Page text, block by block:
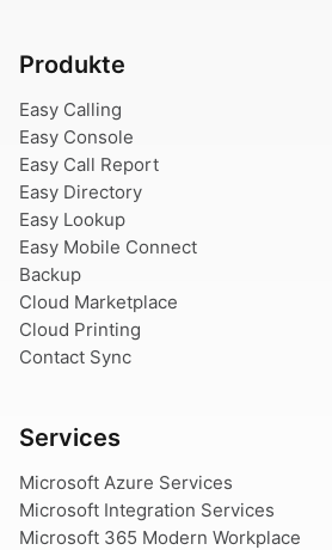
Produkte
Easy Calling
Easy Console
Easy Call Report
Easy Directory
Easy Lookup
Easy Mobile Connect
Backup
Cloud Marketplace
Cloud Printing
Contact Sync
Services
Microsoft Azure Services
Microsoft Integration Services
Microsoft 365 Modern Workplace